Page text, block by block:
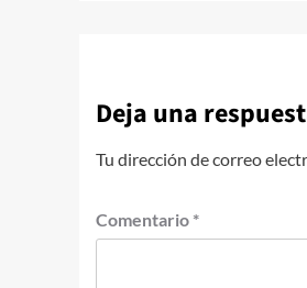
Deja una
Tu dirección de correo
Comentario *